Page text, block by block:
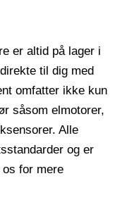
er altid på lager i
til dig med
omfatter ikke kun
såsom elmotorer,
Alle
og er
for mere